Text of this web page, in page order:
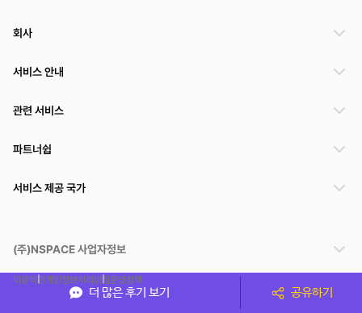
더 많은 후기 보기 공유하기
회사
서비스 안내
관련 서비스
파트너쉽
서비스 제공 국가
(주)NSPACE 사업자정보
이용약관개인정보처리방침운영정책
스페이스클라우드는 통신판매중개자이며 통신판매의 당사자가 아닙니다. 따라서 스페이스클